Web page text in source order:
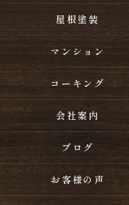
屋根塗装
マンション
コーキング
会社案内
ブログ
お客様の声